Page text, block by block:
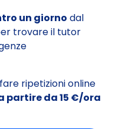
un giorno dal
trovare il tutor
ripetizioni online
partire da 15 €/ora